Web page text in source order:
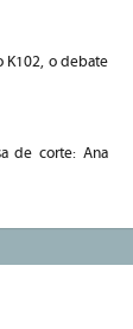
K102, o debate
de corte: Ana